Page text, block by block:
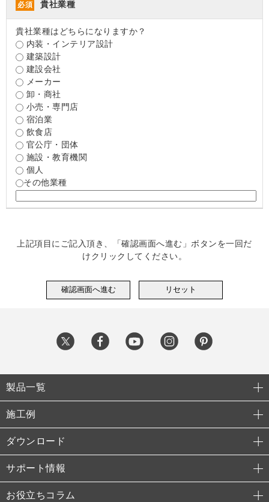
必須 貴社業種
貴社業種はどちらになりますか？
内装・インテリア設計
建築設計
建設会社
メーカー
卸・商社
小売・専門店
宿泊業
飲食店
官公庁・団体
施設・教育機関
個人
その他業種
上記項目にご記入頂き、「確認画面へ進む」ボタンを一回だ
けクリックしてください。
製品一覧
施工例
ダウンロード
サポート情報
お役立ちコラム